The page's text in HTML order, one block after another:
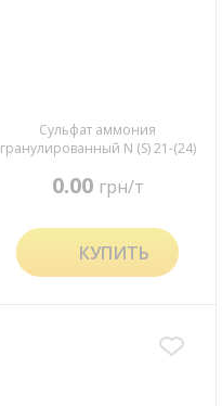
Сульфат аммония
гранулированный N (S) 21-(24)
0.00 грн/т
КУПИТЬ